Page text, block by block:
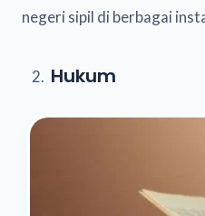
negeri sipil di berbagai
Hukum